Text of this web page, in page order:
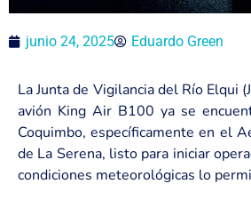
junio 24, 2025 Eduardo Green
La Junta de Vigilancia del Río Elqui
avión King Air B100 ya se
Coquimbo, específicamente en el
de La Serena, listo para iniciar
condiciones meteorológicas lo